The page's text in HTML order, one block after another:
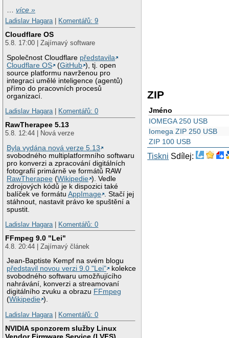
…více »
Ladislav Hagara| Komentářů: 9
Cloudflare OS
5.8. 17:00 | Zajímavý software
Společnost Cloudflare představila
Cloudflare OS
(GitHub ), tj. open
source platformu navrženou pro
integraci umělé inteligence (agentů)
přímo do pracovních procesů
organizací.
Ladislav Hagara| Komentářů: 0
RawTherapee 5.13
5.8. 12:44 | Nová verze
Byla vydána nová verze 5.13
svobodného multiplatformního softwaru
pro konverzi a zpracování digitálních
fotografií primárně ve formátů RAW
RawTherapee (Wikipedie ). Vedle
zdrojových kódů je k dispozici také
balíček ve formátuAppImage
. Stačí jej
stáhnout, nastavit právo ke spuštění a
spustit.
Ladislav Hagara| Komentářů: 0
FFmpeg 9.0 "Lei"
4.8. 20:44 | Zajímavý článek
Jean-Baptiste Kempf na svém blogu
představil novou verzi 9.0 "Lei"
kolekce
svobodného softwaru umožňujícího
nahrávání, konverzi a streamovaní
digitálního zvuku a obrazu FFmpeg
(Wikipedie ).
Ladislav Hagara| Komentářů: 0
NVIDIA sponzorem služby Linux
Vendor Firmware Service (LVFS)
ZIP
Jméno
IOMEGA 250 USB
Iomega ZIP 250 USB
ZIP 100 USB
Tiskni Sdílej: